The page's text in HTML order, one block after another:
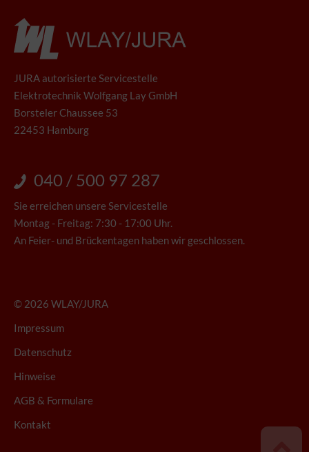
JURA autorisierte Servicestelle
Elektrotechnik Wolfgang Lay GmbH
Borsteler Chaussee 53
22453 Hamburg
040 / 500 97 287
Sie erreichen unsere Servicestelle
Montag - Freitag: 7:30 - 17:00 Uhr.
An Feier- und Brückentagen haben wir geschlossen.
© 2026 WLAY/JURA
Impressum
Datenschutz
Hinweise
AGB & Formulare
Kontakt